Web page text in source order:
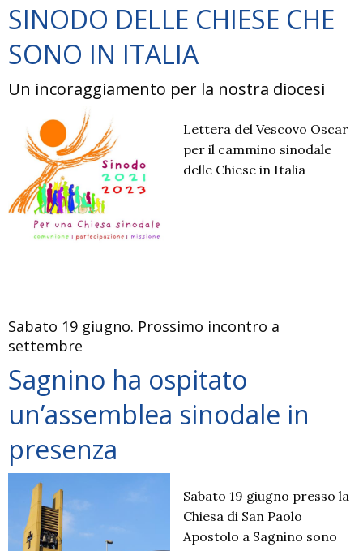
sinodale
italiano
SINODO DELLE CHIESE CHE
SONO IN ITALIA
Un incoraggiamento per la nostra diocesi
Lettera del Vescovo Oscar
per il cammino sinodale
delle Chiese in Italia
Sabato 19 giugno. Prossimo incontro a
settembre
Sagnino ha ospitato
un’assemblea sinodale in
presenza
Sabato 19 giugno presso la
Chiesa di San Paolo
Apostolo a Sagnino sono